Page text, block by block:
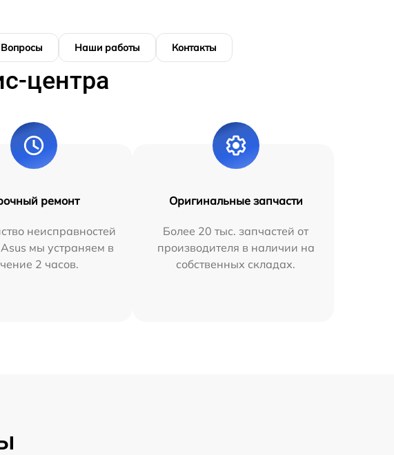
Вопросы Наши работы Контакты
центра
ремонт
неисправностей
мы устраняем в
2 часов.
Оригинальные запчасти
Более 20 тыс. запчастей от
производителя в наличии на
собственных складах.